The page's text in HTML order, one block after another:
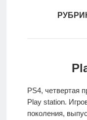
Культовые
игры
PS4, четвертая
Play station.
поколения,